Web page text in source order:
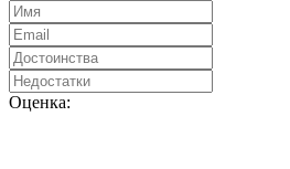
Оценка: